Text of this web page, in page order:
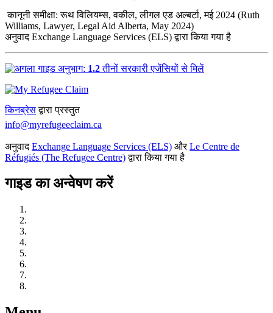
कानूनी समीक्षा: रूथ विलियम्स, वकील, लीगल एड अल्बर्टा, मई 2024 (Ruth
Williams, Lawyer, Legal Aid Alberta, May 2024)
अनुवाद Exchange Language Services (ELS) द्वारा किया गया है
1.2तीनों सरकारी एजेंसियों से मिलें
किनब्रेसद्वारा प्रस्तुत
info@myrefugeeclaim.ca
अनुवादExchange Language Services (ELS) औरLe Centre de
Réfugiés (The Refugee Centre)द्वारा किया गया है
गाइड का अन्वेषण करें